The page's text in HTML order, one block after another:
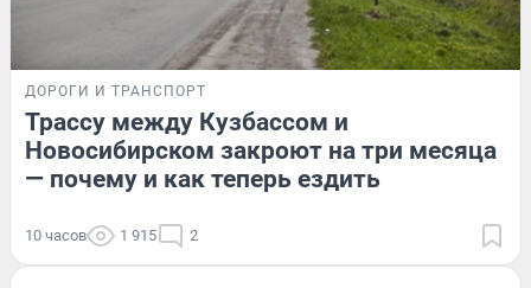
ДОРОГИ И ТРАНСПОРТ
Трассу между Кузбассом и
Новосибирском закроют на три месяца
— почему и как теперь ездить
10 часов 1 915 2